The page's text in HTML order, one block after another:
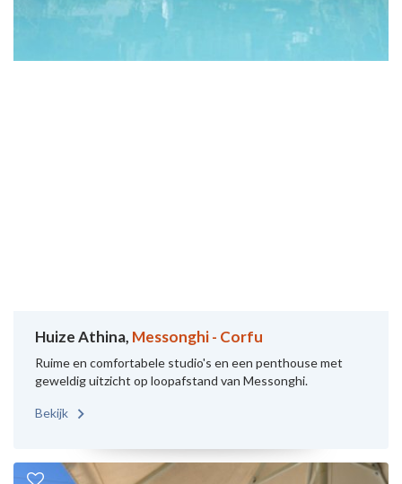
Huize Athina, Messonghi - Corfu
Ruime en comfortabele studio's en een penthouse met
geweldig uitzicht op loopafstand van Messonghi.
Bekijk